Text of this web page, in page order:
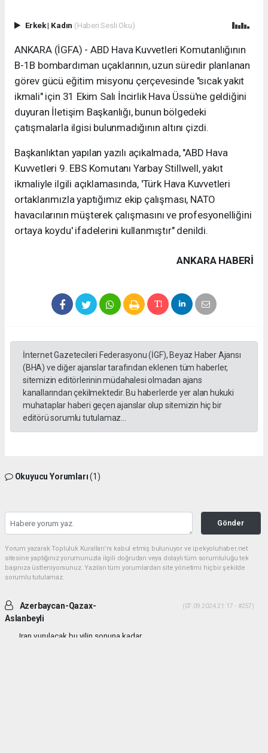
Erkek| Kadın (Haberi Sesli Oku)
ANKARA (İGFA) - ABD Hava Kuvvetleri Komutanlığının
B-1B bombardıman uçaklarının, uzun süredir planlanan
görev gücü eğitim misyonu çerçevesinde "sıcak yakıt
ikmali" için 31 Ekim Salı İncirlik Hava Üssü'ne geldiğini
duyuran İletişim Başkanlığı, bunun bölgedeki
çatışmalarla ilgisi bulunmadığının altını çizdi.
Başkanlıktan yapılan yazılı açıkalmada, "ABD Hava
Kuvvetleri 9. EBS Komutanı Yarbay Stillwell, yakıt
ikmaliyle ilgili açıklamasında, 'Türk Hava Kuvvetleri
ortaklarımızla yaptığımız ekip çalışması, NATO
havacılarının müşterek çalışmasını ve profesyonelliğini
ortaya koydu' ifadelerini kullanmıştır" denildi.
ANKARA HABERİ
İnternet Gazetecileri Federasyonu (İGF), Beyaz Haber Ajansı
(BHA) ve diğer ajanslar tarafından eklenen tüm haberler,
sitemizin editörlerinin müdahalesi olmadan ajans
kanallarından çekilmektedir. Bu haberlerde yer alan hukuki
muhataplar haberi geçen ajanslar olup sitemizin hiç bir
editörü sorumlu tutulamaz...
Okuyucu Yorumları(1)
Gönder
Yorum yazarak Topluluk Kuralları’nı kabul etmiş bulunuyor ve ipekyoluhaber.net
sitesine yaptığınız yorumunuzla ilgili doğrudan veya dolaylı tüm sorumluluğu tek
başınıza üstleniyorsunuz. Yazılan tüm yorumlardan site yönetimi hiçbir şekilde
sorumlu tutulamaz.
Azerbaycan-Qazax-
Aslanbeyli
(07.09.2024 21:17 - #257)
Iran vurulacak bu yilin sonuna kadar...